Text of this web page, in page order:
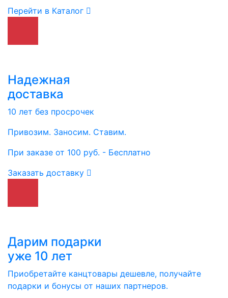
Перейти в Каталог
Надежная
доставка
10 лет без просрочек
Привозим. Заносим. Ставим.
При заказе от 100 руб. - Бесплатно
Заказать доставку
Дарим подарки
уже 10 лет
Приобретайте канцтовары дешевле, получайте
подарки и бонусы от наших партнеров.